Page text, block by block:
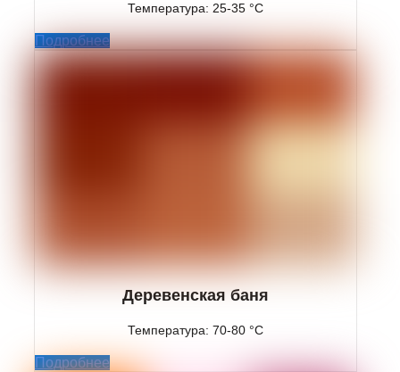
Температура: 25-35 °C
Подробнее
Деревенская баня
Температура: 70-80 °C
Подробнее